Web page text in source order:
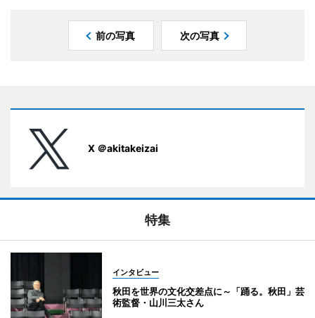
前の写真 次の写真
X ＠akitakeizai
特集
インタビュー
秋田を世界の文化交差点に～「踊る。秋田」芸
術監督・山川三太さん